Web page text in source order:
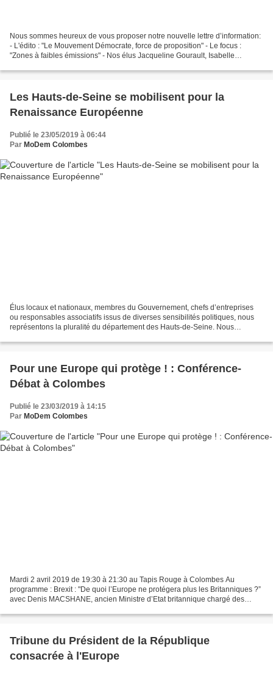
Nous sommes heureux de vous proposer notre nouvelle lettre d’information:
- L'édito : "Le Mouvement Démocrate, force de proposition" - Le focus :
"Zones à faibles émissions" - Nos élus Jacqueline Gourault, Isabelle
Les Hauts-de-Seine se mobilisent pour la
Renaissance Européenne
Publié le 23/05/2019 à 06:44
Par MoDem Colombes
Élus locaux et nationaux, membres du Gouvernement, chefs d’entreprises
ou responsables associatifs issus de diverses sensibilités politiques, nous
représentons la pluralité du département des Hauts-de-Seine. Nous
Pour une Europe qui protège ! : Conférence-
Débat à Colombes
Publié le 23/03/2019 à 14:15
Par MoDem Colombes
Mardi 2 avril 2019 de 19:30 à 21:30 au Tapis Rouge à Colombes Au
programme : Brexit : "De quoi l’Europe ne protégera plus les Britanniques ?”
avec Denis MACSHANE, ancien Ministre d’Etat britannique chargé des
Tribune du Président de la République
consacrée à l'Europe